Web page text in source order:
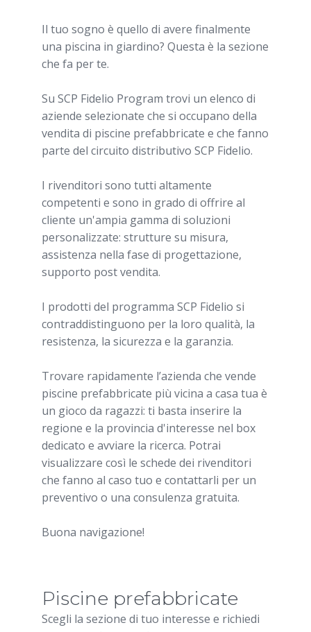
Il tuo sogno è quello di avere finalmente
una piscina in giardino? Questa è la sezione
che fa per te.
Su SCP Fidelio Program trovi un elenco di
aziende selezionate che si occupano della
vendita di piscine prefabbricate e che fanno
parte del circuito distributivo SCP Fidelio.
I rivenditori sono tutti altamente
competenti e sono in grado di offrire al
cliente un'ampia gamma di soluzioni
personalizzate: strutture su misura,
assistenza nella fase di progettazione,
supporto post vendita.
I prodotti del programma SCP Fidelio si
contraddistinguono per la loro qualità, la
resistenza, la sicurezza e la garanzia.
Trovare rapidamente l’azienda che vende
piscine prefabbricate più vicina a casa tua è
un gioco da ragazzi: ti basta inserire la
regione e la provincia d'interesse nel box
dedicato e avviare la ricerca. Potrai
visualizzare così le schede dei rivenditori
che fanno al caso tuo e contattarli per un
preventivo o una consulenza gratuita.
Buona navigazione!
Piscine prefabbricate
Scegli la sezione di tuo interesse e richiedi